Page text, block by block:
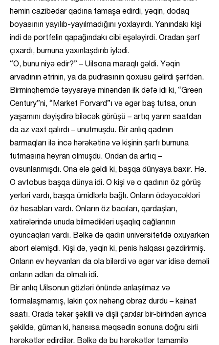
həmin cazibədar qadına tamaşa edirdi, yəqin, dodaq
boyasının yayılıb-yayılmadığını yoxlayırdı. Yanındakı kişi
indi də portfelin qapağındakı cibi eşələyirdi. Oradan şərf
çıxardı, burnuna yaxınlaşdırıb iylədi.
“O, bunu niyə edir?” – Uilsona maraqlı gəldi. Yəqin
arvadının ətrinin, ya da pudrasının qoxusu gəlirdi şərfdən.
Birminqhemdə təyyarəyə minəndən ilk dəfə idi ki, “Green
Century”ni, “Market Forvard”ı və əgər baş tutsa, onun
yaşamını dəyişdirə biləcək görüşü – artıq yarım saatdan
da az vaxt qalırdı – unutmuşdu. Bir anlıq qadının
barmaqları ilə incə hərəkətinə və kişinin şarfı burnuna
tutmasına heyran olmuşdu. Ondan da artıq –
ovsunlanmışdı. Ona elə gəldi ki, başqa dünyaya baxır. Hə.
O avtobus başqa dünya idi. O kişi və o qadının öz görüş
yerləri vardı, başqa ümidlərlə bağlı. Onların ödəyəcəkləri
öz hesabları vardı. Onların öz bacıları, qardaşları,
xatirələrində unuda bilmədikləri uşaqlıq cağlarının
oyuncaqları vardı. Bəlkə də qadın universitetdə oxuyarkən
abort eləmişdi. Kişi də, yəqin ki, penis halqası gəzdirirmiş.
Onların ev heyvanları da ola bilərdi və əgər var idisə deməli
onların adları da olmalı idi.
Bir anlıq Uilsonun gözləri önündə anlaşılmaz və
formalaşmamış, lakin çox nəhəng obraz durdu – kainat
saatı. Orada təkər şəkilli və dişli çarxlar bir-birindən ayrıca
şəkildə, güman ki, hansısa məqsədin sonuna doğru sirli
hərəkətlər edirdilər. Bəlkə də bu hərəkətlər tamamilə